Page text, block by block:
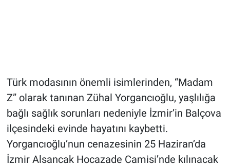
Türk modasının önemli isimlerinden, “Madam
Z” olarak tanınan Zühal Yorgancıoğlu, yaşlılığa
bağlı sağlık sorunları nedeniyle İzmir’in Balçova
ilçesindeki evinde hayatını kaybetti.
Yorgancıoğlu’nun cenazesinin 25 Haziran’da
İzmir Alsancak Hocazade Camisi’nde kılınacak